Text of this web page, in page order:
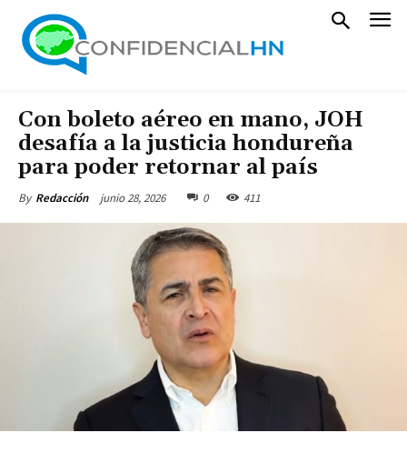
Con boleto aéreo en mano, JOH
desafía a la justicia hondureña
para poder retornar al país
By Redacción junio 28, 2026 0 411